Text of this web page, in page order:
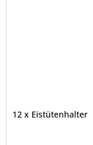
12 x Eistütenhalter